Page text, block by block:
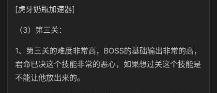
[虎牙奶瓶加速器]
（3）第三关：
1、第三关的难度非常高，BOSS的基础输出非常的高，
君命已决这个技能非常的恶心，如果想过关这个技能是
不能让他放出来的。